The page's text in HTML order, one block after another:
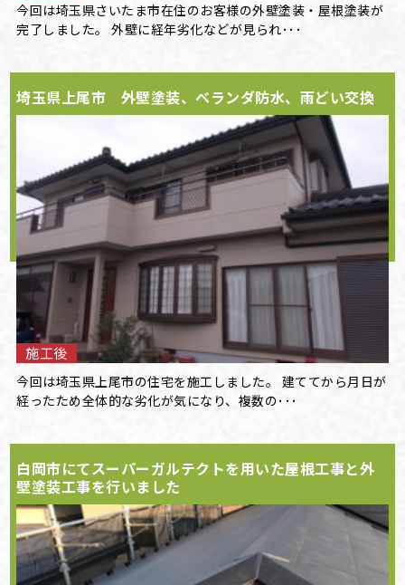
今回は埼玉県さいたま市在住のお客様の外壁塗装・屋根塗装が
完了しました。 外壁に経年劣化などが見られ･･･
埼玉県上尾市 外壁塗装、ベランダ防水、雨どい交換
施工後
今回は埼玉県上尾市の住宅を施工しました。 建ててから月日が
経ったため全体的な劣化が気になり、複数の･･･
白岡市にてスーパーガルテクトを用いた屋根工事と外
壁塗装工事を行いました